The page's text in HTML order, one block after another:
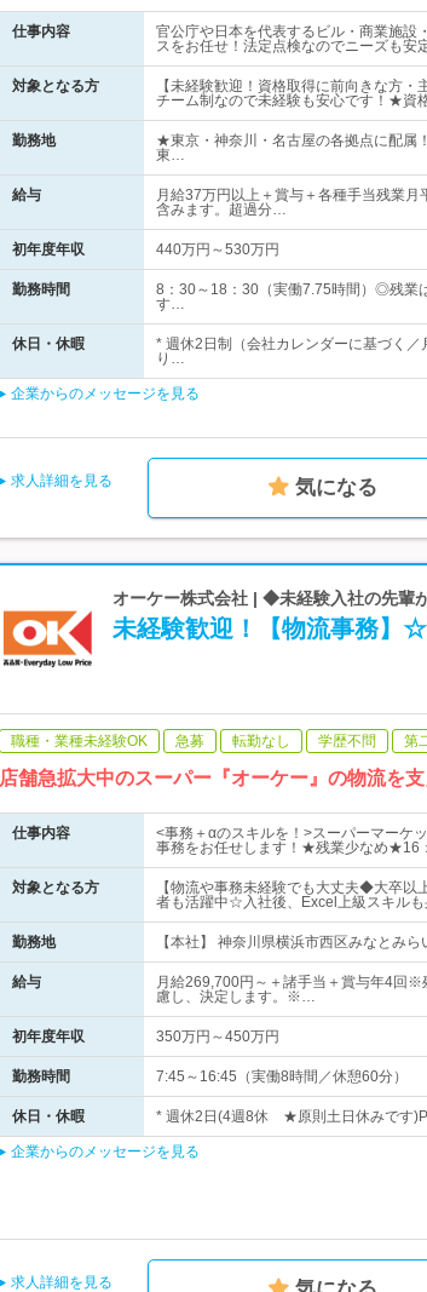
仕事内容
官公庁や日本を代表するビル・商業施設
スをお任せ！法定点検なのでニーズも安
対象となる方
【未経験歓迎！資格取得に前向きな方
チーム制なので未経験も安心です！★資
勤務地
★東京・神奈川・名古屋の各拠点に配属
東…
給与
月給37万円以上＋賞与＋各種手当残業
含みます。超過分…
初年度年収 440万円～530万円
勤務時間
8：30～18：30（実働7.75時間）◎残業
す…
休日・休暇
* 週休2日制（会社カレンダーに基づく
り…
企業からのメッセージを見る
求人詳細を見る 気になる
オーケー株式会社 | ◆未経験入社の先
未経験歓迎！【物流事務】
職種・業種未経験OK 急募 転勤なし 学歴不問 第
店舗急拡大中のスーパー『オーケー』の物流を
仕事内容
<事務＋αのスキルを！>スーパーマーケ
事務をお任せします！★残業少なめ★16
対象となる方
【物流や事務未経験でも大丈夫◆大卒
者も活躍中☆入社後、Excel上級スキル
勤務地 【本社】 神奈川県横浜市西区みなとみ
給与
月給269,700円～＋諸手当＋賞与年4回
慮し、決定します。※…
初年度年収 350万円～450万円
勤務時間 7:45～16:45（実働8時間／休憩60分）
休日・休暇 * 週休2日(4週8休 ★原則土日休みです
企業からのメッセージを見る
求人詳細を見る